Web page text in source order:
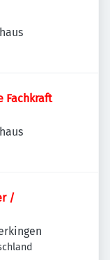
Fachkraft
/